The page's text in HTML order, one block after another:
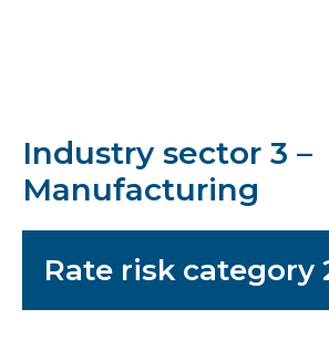
Industry sector 3 –
Manufacturing
Rate risk category